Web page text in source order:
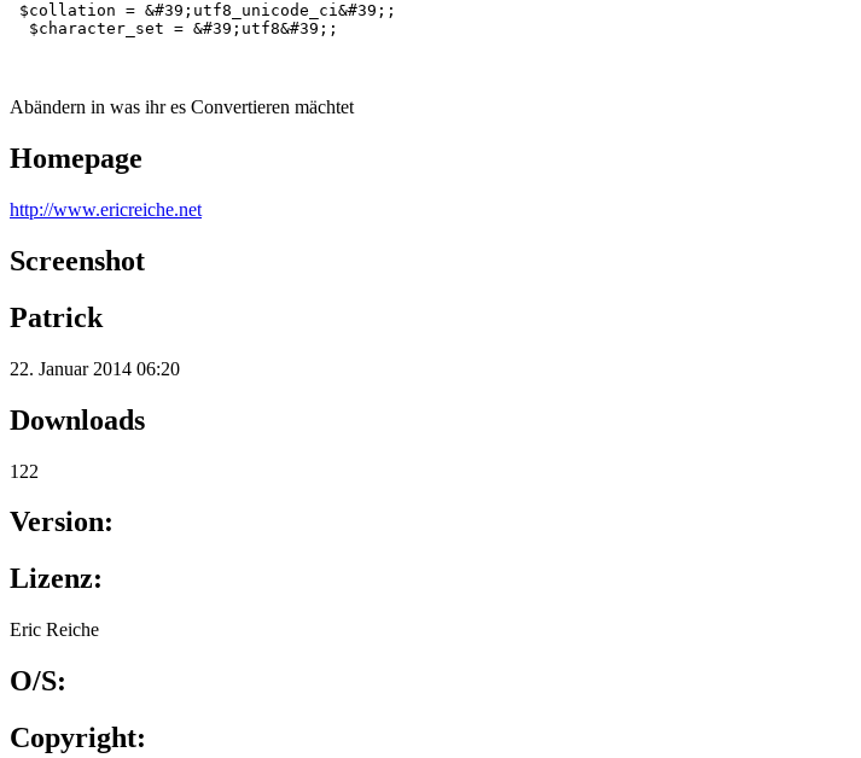
$collation = &#39;utf8_unicode_ci&#39;;
$character_set = &#39;utf8&#39;;
Abändern in was ihr es Convertieren mächtet
Homepage
http://www.ericreiche.net
Screenshot
Patrick
22. Januar 2014 06:20
Downloads
122
Version:
Lizenz:
Eric Reiche
O/S:
Copyright: